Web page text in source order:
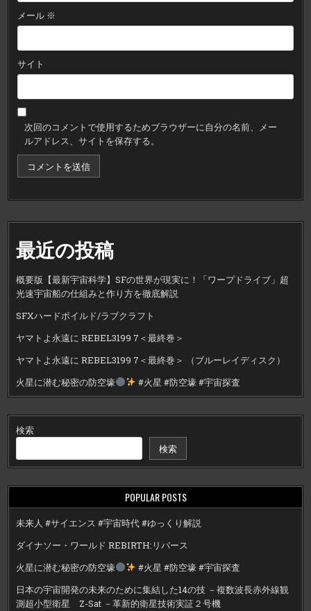
メール ※
サイト
次回のコメントで使用するためブラウザーに自分の名前、メー
ルアドレス、サイトを保存する。
最近の投稿
概要版【最新宇宙科学】SFの世界が現実に！「ワープドライブ」超
光速宇宙船の仕組みと作り方を徹底解説
SFXハードボイルド/ラブクラフト
ヤマトよ永遠に REBEL3199 7＜最終巻＞
ヤマトよ永遠に REBEL3199 7＜最終巻＞ （ブルーレイディスク）
火星に潜む秘密の防空壕
#火星 #防空壕 #宇宙探査
検索
検索
POPULAR POSTS
未来人 #サイエンス #宇宙時代 #ゆっくり解説
ダイナソー・ワールド REBIRTH:リバース
火星に潜む秘密の防空壕
#火星 #防空壕 #宇宙探査
日本の宇宙開発の未来のために集結した14の技 －複数波長赤外線観
測超小型衛星 Z-Sat －革新的衛星技術実証２号機